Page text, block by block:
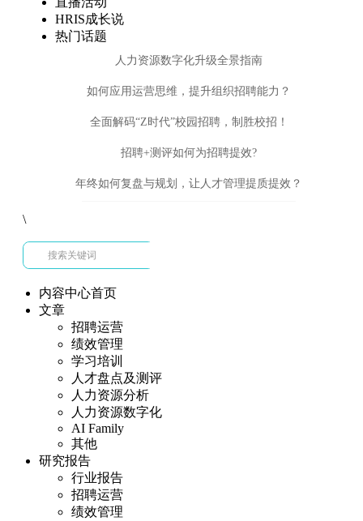
HRIS成长说
热门话题
人力资源数字化升级全景指南
如何应用运营思维，提升组织招聘能力？
全面解码“Z时代”校园招聘，制胜校招！
招聘+测评如何为招聘提效?
年终如何复盘与规划，让人才管理提质提效？
\
内容中心首页
文章
招聘运营
绩效管理
学习培训
人才盘点及测评
人力资源分析
人力资源数字化
AI Family
其他
研究报告
行业报告
招聘运营
绩效管理